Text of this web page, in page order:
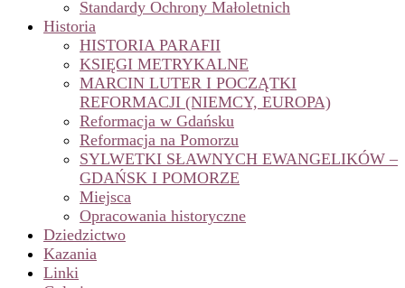
Standardy Ochrony Małoletnich
Historia
HISTORIA PARAFII
KSIĘGI METRYKALNE
MARCIN LUTER I POCZĄTKI
REFORMACJI (NIEMCY, EUROPA)
Reformacja w Gdańsku
Reformacja na Pomorzu
SYLWETKI SŁAWNYCH EWANGELIKÓW –
GDAŃSK I POMORZE
Miejsca
Opracowania historyczne
Dziedzictwo
Kazania
Linki